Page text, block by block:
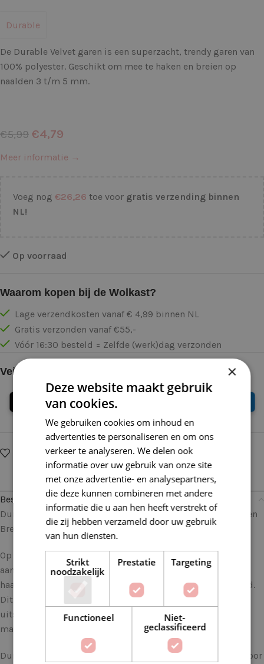
Durable
De Durable Velvet garen is een superzacht, trendy garen van
100% polyester. Geschikt om mee te haken en breien op
naalden 3 t/m 5 mm.
€5,99 €4,79
Meer informatie →
Voeg nog €26,26 toe voor gratis verzending binnen
NL!
Op voorraad
Waarom kopen bij de Wolkast?
Lage verzendkosten vanaf € 4,99 binnen NL
Gratis verzonden vanaf €55,-
Vóór 16:30 besteld = Zelfde (werk)dag verzonden
Veilig online betalen
Op verlanglijstje Delen:
Beschrijving
Durable Velvet 0321 Navy: Luxe Zachtheid voor al je Haak- en
Breiprojecten
Op zoek naar een garen dat niet alleen zacht en luxueus
aanvoelt, maar ook prachtige resultaten oplevert voor je
haak- en breiprojecten? Dan is Durable Velvet het antwoord.
Dit garen biedt een ongeëvenaarde zachtheid en een rijke
uitstraling, waardoor het een favoriet is onder creatieve
makers wereldwijd.
Durable Velvet is gemaakt van 100% polyester, wat zorgt voor
×
Deze website maakt gebruik
van cookies.
We gebruiken cookies om inhoud en
advertenties te personaliseren en om ons
verkeer te analyseren. We delen ook
informatie over uw gebruik van onze site
met onze advertentie- en analysepartners,
die deze kunnen combineren met andere
informatie die u aan hen heeft verstrekt of
die zij hebben verzameld door uw gebruik
van hun diensten.
Strikt
noodzakelijk
Prestatie Targeting
Functioneel
Niet-
geclassificeerd